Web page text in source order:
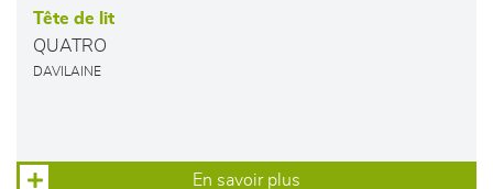
Tête de lit
QUATRO
DAVILAINE
En savoir plus